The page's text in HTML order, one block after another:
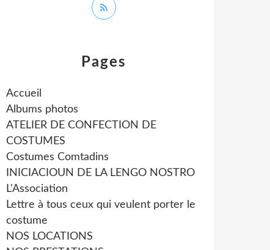
Pages
Accueil
Albums photos
ATELIER DE CONFECTION DE
COSTUMES
Costumes Comtadins
INICIACIOUN DE LA LENGO NOSTRO
L'Association
Lettre à tous ceux qui veulent porter le
costume
NOS LOCATIONS